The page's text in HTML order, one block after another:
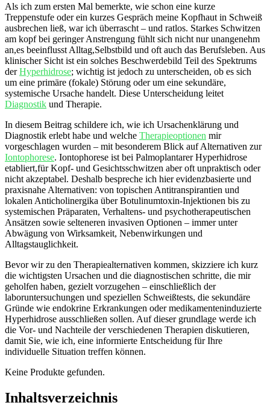
Als ich zum ersten Mal bemerkte,‍ wie ⁢schon ⁢eine ​kurze
Treppenstufe oder ⁣ein kurzes Gespräch meine Kopfhaut in ⁢Schweiß
ausbrechen ließ, war ich überrascht – und ratlos. Starkes Schwitzen
‍am kopf bei geringer Anstrengung fühlt sich nicht nur unangenehm
an,es ⁤beeinflusst Alltag,Selbstbild und oft auch​ das‌ Berufsleben.​ Aus
klinischer Sicht ist ein solches Beschwerdebild Teil des​ Spektrums
der‌Hyperhidrose;‍ wichtig ist ⁢jedoch zu unterscheiden, ob es⁢ sich
um eine primäre (fokale) Störung oder⁣ um eine sekundäre,⁢
systemische Ursache handelt. Diese ⁤Unterscheidung leitet
Diagnostik und Therapie.
In diesem Beitrag​ schildere ich, wie ich Ursachenklärung ‍und
Diagnostik erlebt ⁤habe und welche Therapieoptionen ⁣mir ​
vorgeschlagen wurden​ – mit besonderem Blick auf ‍Alternativen zur
Iontophorese. Iontophorese ist bei ⁤Palmoplantarer Hyperhidrose
etabliert,für Kopf- und Gesichtsschwitzen aber oft unpraktisch oder
nicht akzeptabel. Deshalb bespreche ich hier evidenzbasierte und
praxisnahe Alternativen: von topischen Antitranspirantien und
lokalen Anticholinergika über Botulinumtoxin-Injektionen bis zu
systemischen Präparaten, Verhaltens- und psychotherapeutischen
Ansätzen sowie selteneren invasiven ⁤Optionen – immer unter
Abwägung​ von Wirksamkeit, Nebenwirkungen⁤ und
Alltagstauglichkeit.
Bevor wir zu ⁣den Therapiealternativen kommen, skizziere ich kurz
die wichtigsten Ursachen ⁣und die⁤ diagnostischen‍ schritte, die mir
geholfen haben, gezielt vorzugehen – einschließlich der
laboruntersuchungen und speziellen ​Schweißtests, die sekundäre
‌Gründe wie endokrine Erkrankungen⁢ oder medikamenteninduzierte
Hyperhidrose ausschließen sollen. Auf dieser grundlage werde ich
die Vor- und Nachteile der ⁢verschiedenen Therapien diskutieren,
damit Sie, wie ‍ich, eine informierte‌ Entscheidung ⁣für Ihre
individuelle Situation treffen können.
Keine Produkte gefunden.
Inhaltsverzeichnis